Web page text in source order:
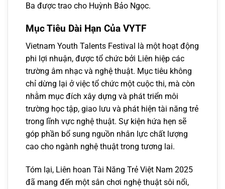
Ba được trao cho Huỳnh Bảo Ngọc.
Mục Tiêu Dài Hạn Của VYTF
Vietnam Youth Talents Festival là một hoạt động
phi lợi nhuận, được tổ chức bởi Liên hiệp các
trường âm nhạc và nghệ thuật. Mục tiêu không
chỉ dừng lại ở việc tổ chức một cuộc thi, mà còn
nhằm mục đích xây dựng và phát triển môi
trường học tập, giao lưu và phát hiện tài năng trẻ
trong lĩnh vực nghệ thuật. Sự kiện hứa hẹn sẽ
góp phần bổ sung nguồn nhân lực chất lượng
cao cho ngành nghệ thuật trong tương lai.
Tóm lại, Liên hoan Tài Năng Trẻ Việt Nam 2025
đã mang đến một sân chơi nghệ thuật sôi nổi,